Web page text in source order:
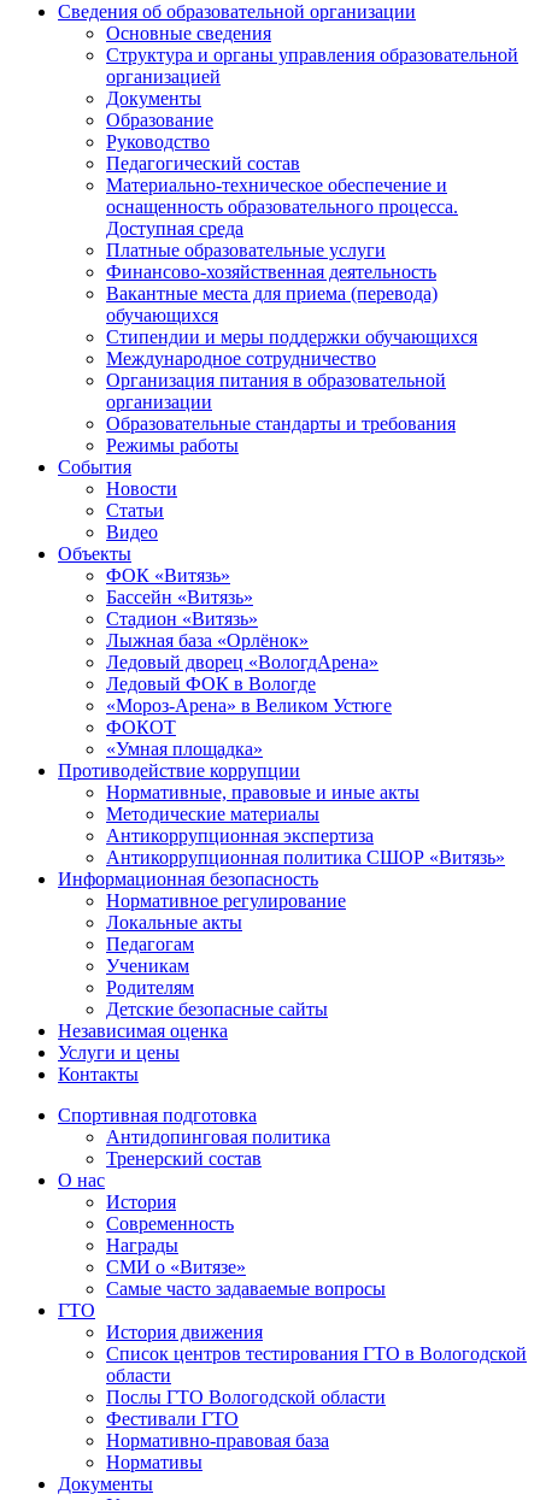
Сведения об образовательной организации
Основные сведения
Структура и органы управления образовательной
организацией
Документы
Образование
Руководство
Педагогический состав
Материально-техническое обеспечение и
оснащенность образовательного процесса.
Доступная среда
Платные образовательные услуги
Финансово-хозяйственная деятельность
Вакантные места для приема (перевода)
обучающихся
Стипендии и меры поддержки обучающихся
Международное сотрудничество
Организация питания в образовательной
организации
Образовательные стандарты и требования
Режимы работы
События
Новости
Статьи
Видео
Объекты
ФОК «Витязь»
Бассейн «Витязь»
Стадион «Витязь»
Лыжная база «Орлёнок»
Ледовый дворец «ВологдАрена»
Ледовый ФОК в Вологде
«Мороз-Арена» в Великом Устюге
ФОКОТ
«Умная площадка»
Противодействие коррупции
Нормативные, правовые и иные акты
Методические материалы
Антикоррупционная экспертиза
Антикоррупционная политика СШОР «Витязь»
Информационная безопасность
Нормативное регулирование
Локальные акты
Педагогам
Ученикам
Родителям
Детские безопасные сайты
Независимая оценка
Услуги и цены
Контакты
Спортивная подготовка
Антидопинговая политика
Тренерский состав
О нас
История
Современность
Награды
СМИ о «Витязе»
Самые часто задаваемые вопросы
ГТО
История движения
Список центров тестирования ГТО в Вологодской
области
Послы ГТО Вологодской области
Фестивали ГТО
Нормативно-правовая база
Нормативы
Документы